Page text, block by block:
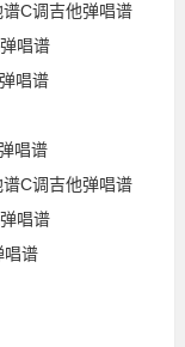
C调吉他弹唱谱
唱谱
唱谱
唱谱
C调吉他弹唱谱
唱谱
唱谱